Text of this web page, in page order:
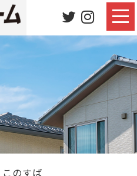
このすば